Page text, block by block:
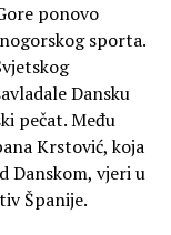
ponovo
sporta.
Dansku
pečat. Među
Krstović, koja
Danskom, vjeri u
Španije.